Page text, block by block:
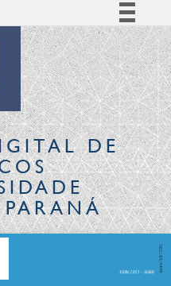
Simplifique!
Comunica BR
Participe
Acesso à informação
Legislação
CanaisDE